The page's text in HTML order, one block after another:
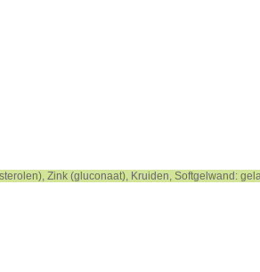
Zink (gluconaat), Kruiden, Softgelwand: